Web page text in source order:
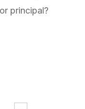
principal?